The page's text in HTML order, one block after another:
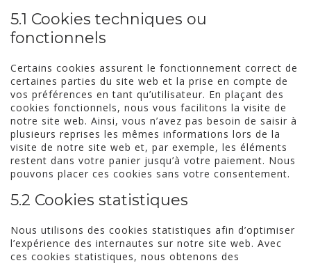
5.1 Cookies techniques ou
fonctionnels
Certains cookies assurent le fonctionnement correct de
certaines parties du site web et la prise en compte de
vos préférences en tant qu’utilisateur. En plaçant des
cookies fonctionnels, nous vous facilitons la visite de
notre site web. Ainsi, vous n’avez pas besoin de saisir à
plusieurs reprises les mêmes informations lors de la
visite de notre site web et, par exemple, les éléments
restent dans votre panier jusqu’à votre paiement. Nous
pouvons placer ces cookies sans votre consentement.
5.2 Cookies statistiques
Nous utilisons des cookies statistiques afin d’optimiser
l’expérience des internautes sur notre site web. Avec
ces cookies statistiques, nous obtenons des